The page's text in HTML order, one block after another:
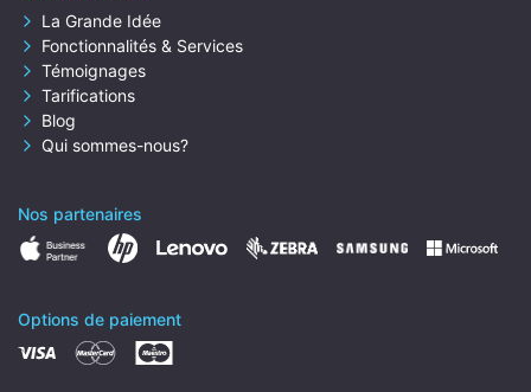
La Grande Idée
Fonctionnalités & Services
Témoignages
Tarifications
Blog
Qui sommes-nous?
Nos partenaires
Options de paiement